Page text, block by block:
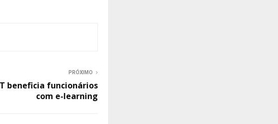
PRÓXIMO
beneficia funcionários
com e-learning